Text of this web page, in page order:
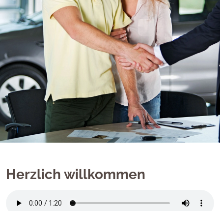
Herzlich willkommen